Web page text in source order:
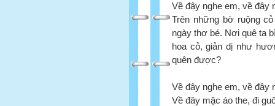
Về đây nghe em, về đây
Trên những bờ ruộng
ngày thơ bé. Nơi quê ta
hoa cỏ, giản dị như
quên được?
Về đây nghe em, về đây
Về đây mặc áo the, đi